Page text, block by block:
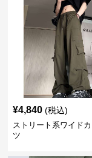
¥4,840 (税込)
ストリート系ワイド
ツ